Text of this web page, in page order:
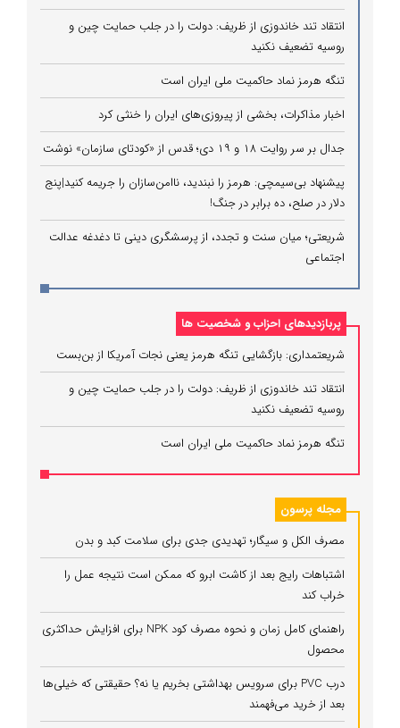
انتقاد تند خاندوزی از ظریف: دولت را در جلب حمایت چین و
روسیه تضعیف نکنید
تنگه هرمز نماد حاکمیت ملی ایران است
اخبار مذاکرات، بخشی از پیروزی‌های ایران را خنثی کرد
جدال بر سر روایت ۱۸ و ۱۹ دی؛ قدس از «کودتای سازمان» نوشت
پیشنهاد بی‌سیمچی: هرمز را نبندید، ناامن‌سازان را جریمه کنید|پنج
دلار در صلح، ده برابر در جنگ!
شریعتی؛ میان سنت و تجدد، از پرسشگری دینی تا دغدغه عدالت
اجتماعی
پربازدیدهای احزاب و شخصیت ها
شریعتمداری: بازگشایی تنگه هرمز یعنی نجات آمریکا از بن‌بست
انتقاد تند خاندوزی از ظریف: دولت را در جلب حمایت چین و
روسیه تضعیف نکنید
تنگه هرمز نماد حاکمیت ملی ایران است
مجله پرسون
مصرف الکل و سیگار؛ تهدیدی جدی برای سلامت کبد و بدن
اشتباهات رایج بعد از کاشت ابرو که ممکن است نتیجه عمل را
خراب کند
راهنمای کامل زمان و نحوه مصرف کود NPK برای افزایش حداکثری
محصول
درب PVC برای سرویس بهداشتی بخریم یا نه؟ حقیقتی که خیلی‌ها
بعد از خرید می‌فهمند